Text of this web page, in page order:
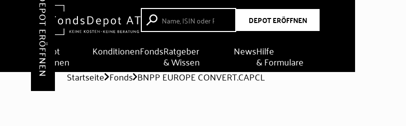
DEPOT ERÖFFNEN
Depot
eröffnen
KonditionenFondsRatgeber
& Wissen
NewsHilfe
& Formulare
DEPOT ERÖFFNEN Startseite Fonds BNPP EUROPE CONVERT.CAPCL